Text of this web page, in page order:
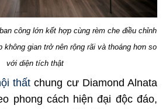
công lớn kết hợp cùng rèm che điều chỉnh
không gian trở nên rộng rãi và thoáng hơn so
với diện tích thật
thất chung cư Diamond Alnata
phong cách hiện đại độc đáo,